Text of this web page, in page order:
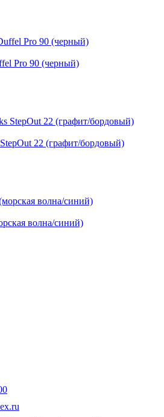
Pro 90 (черный)
22 (графит/бордовый)
волна/синий)